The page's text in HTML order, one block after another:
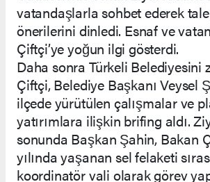
vatandaşlarla sohbet ederek
önerilerini dinledi. Esnaf ve
Çiftçi’ye yoğun ilgi gösterdi.
Daha sonra Türkeli Belediyesini
Çiftçi, Belediye Başkanı Veysel
ilçede yürütülen çalışmalar ve
yatırımlara ilişkin brifing aldı.
sonunda Başkan Şahin, Bakan
yılında yaşanan sel felaketi
koordinatör vali olarak görev